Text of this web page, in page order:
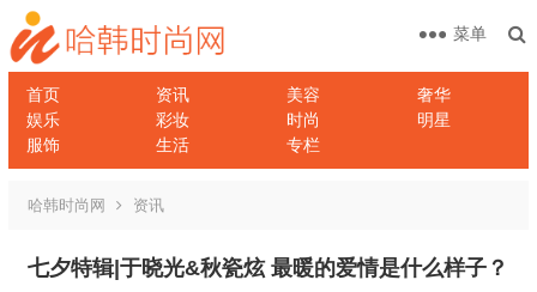
首页 资讯 美容
奢华
娱乐
彩妆 时尚
明星
服饰
生活 专栏
菜单
哈韩时尚网 资讯
七夕特辑|于晓光&秋瓷炫 最暖的爱情是什么样子？